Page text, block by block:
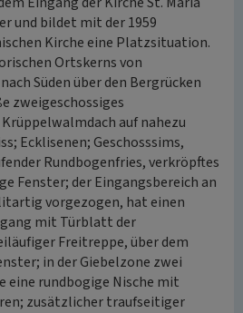
und bildet mit der 1959
Kirche eine Platzsituation.
Ortskerns von
Süden über den Bergrücken
zweigeschossiges
auf nahezu
Ecklisenen; Geschosssims,
Rundbogenfries, verkröpftes
Fenster; der Eingangsbereich an
vorgezogen, hat einen
mit Türblatt der
Freitreppe, über dem
in der Giebelzone zwei
eine rundbogige Nische mit
zusätzlicher traufseitiger